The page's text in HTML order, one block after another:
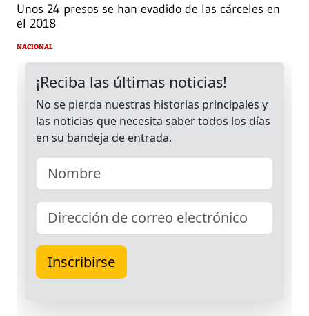
Unos 24 presos se han evadido de las cárceles en
el 2018
NACIONAL